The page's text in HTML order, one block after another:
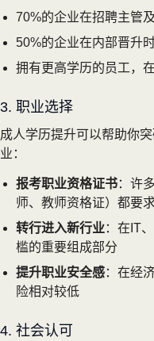
70%的企业在招聘主管
50%的企业在内部晋升
拥有更高学历的员工，
3. 职业选择
成人学历提升可以帮助你
业：
报考职业资格证书：许
师、教师资格证）都要
转行进入新行业：在IT
槛的重要组成部分
提升职业安全感：在经
险相对较低
4. 社会认可